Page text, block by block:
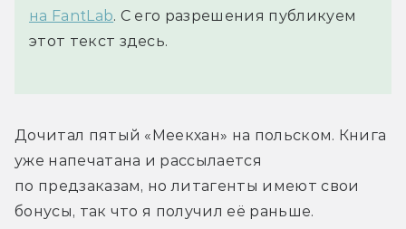
на FantLab. С его разрешения публикуем
этот текст здесь.
Дочитал пятый «Меекхан» на польском. Книга
уже напечатана и рассылается
по предзаказам, но литагенты имеют свои
бонусы, так что я получил её раньше.